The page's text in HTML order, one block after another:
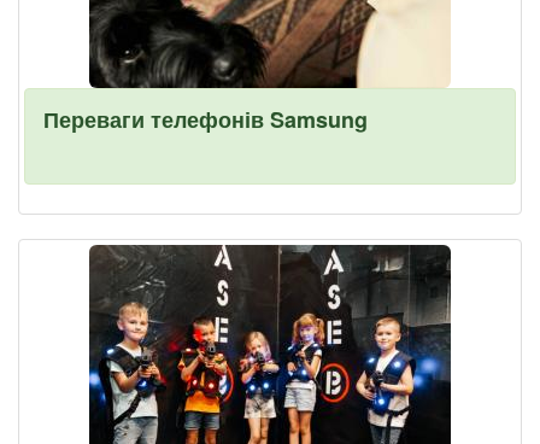
Переваги телефонів Samsung